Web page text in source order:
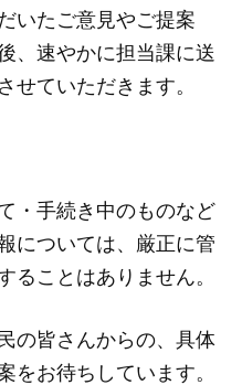
いたご意見やご提案
、速やかに担当課に送
せていただきます。
・手続き中のものなど
については、厳正に管
ることはありません。
の皆さんからの、具体
をお待ちしています。